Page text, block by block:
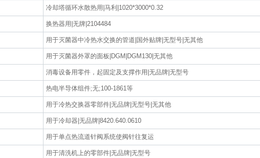
冷却塔循环水散热用|马利|1020*3000*0.32
换热器用|无牌|2104484
用于灭菌器中冷热水交换的管道|国外贴牌|无型号|无其他
用于灭菌器外罩的面板|DGM|DGM130|无其他
消毒设备用零件，起固定及支撑作用|无品牌|无型号
热电半导体组件;无;100-1861等
用于冷热交换器零部件|无品牌|无型号|无其他
用于冷却器|无品牌|8420.640.0610
用于单点热流道针阀系统使阀针往复运
用于清洗机上的零部件|无品牌|无型号